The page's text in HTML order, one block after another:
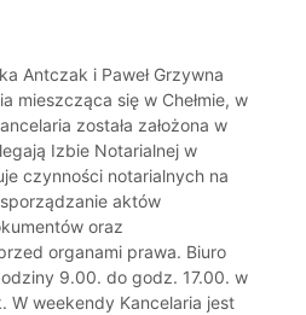
Antczak i Paweł Grzywna
mieszcząca się w Chełmie, w
została założona w
Izbie Notarialnej w
czynności notarialnych na
aktów
oraz
organami prawa. Biuro
9.00. do godz. 17.00. w
W weekendy Kancelaria jest